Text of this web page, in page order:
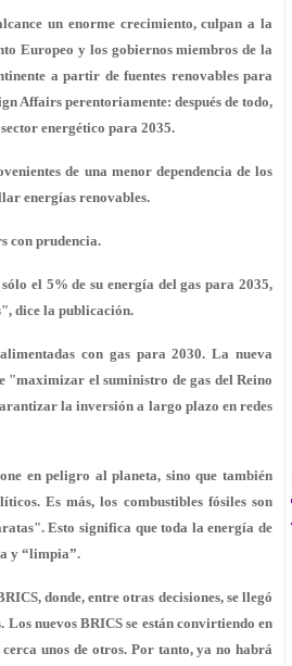
un enorme crecimiento, culpan a la
Europeo y los gobiernos miembros de la
a partir de fuentes renovables para
Affairs perentoriamente: después de todo,
energético para 2035.
de una menor dependencia de los
energías renovables.
con prudencia.
el 5% de su energía del gas para 2035,
dice la publicación.
con gas para 2030. La nueva
"maximizar el suministro de gas del Reino
la inversión a largo plazo en redes
en peligro al planeta, sino que también
Es más, los combustibles fósiles son
Esto significa que toda la energía de
y “limpia”.
donde, entre otras decisiones, se llegó
nuevos BRICS se están convirtiendo en
unos de otros. Por tanto, ya no habrá